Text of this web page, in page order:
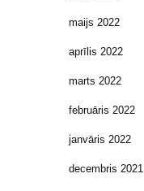
maijs 2022
aprīlis 2022
marts 2022
februāris 2022
janvāris 2022
decembris 2021